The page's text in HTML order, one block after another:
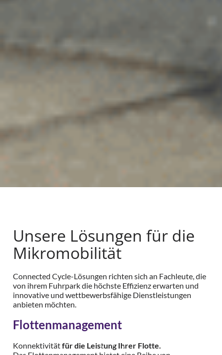
Unsere Lösungen für die
Mikromobilität
Connected Cycle-Lösungen richten sich an Fachleute, die
von ihrem Fuhrpark die höchste Effizienz erwarten und
innovative und wettbewerbsfähige Dienstleistungen
anbieten möchten.
Flottenmanagement
Konnektivitätfür die Leistung Ihrer Flotte.